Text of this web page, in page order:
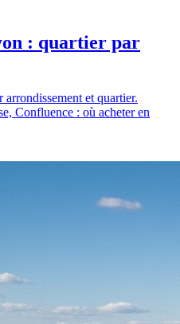
: quartier par
et quartier.
Confluence : où acheter en